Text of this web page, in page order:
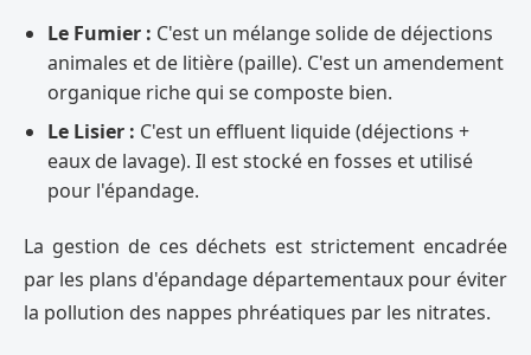
Le Fumier : C'est un mélange solide de déjections
animales et de litière (paille). C'est un amendement
organique riche qui se composte bien.
Le Lisier : C'est un effluent liquide (déjections +
eaux de lavage). Il est stocké en fosses et utilisé
pour l'épandage.
La gestion de ces déchets est strictement encadrée
par les plans d'épandage départementaux pour éviter
la pollution des nappes phréatiques par les nitrates.